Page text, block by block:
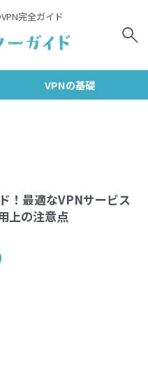
完全ガイド
VPNの基礎
！最適なVPNサービス
上の注意点